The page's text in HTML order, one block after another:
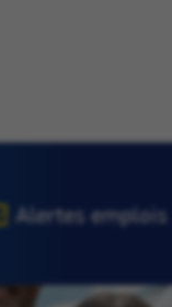
Alertes emplois